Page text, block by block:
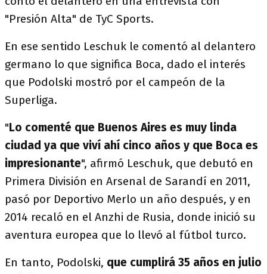
"Presión Alta" de TyC Sports.
En ese sentido Leschuk le comentó al delantero
germano lo que significa Boca, dado el interés
que Podolski mostró por el campeón de la
Superliga.
"Lo comenté que Buenos Aires es muy linda
ciudad ya que viví ahí cinco años y que Boca es
impresionante", afirmó Leschuk, que debutó en
Primera División en Arsenal de Sarandí en 2011,
pasó por Deportivo Merlo un año después, y en
2014 recaló en el Anzhi de Rusia, donde inició su
aventura europea que lo llevó al fútbol turco.
En tanto, Podolski, que cumplirá 35 años en julio